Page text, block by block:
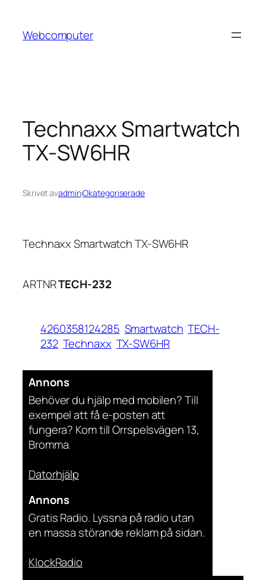
innehåll
Webcomputer
Technaxx Smartwatch
TX-SW6HR
Skrivet avadminiOkategoriserade
Technaxx Smartwatch TX-SW6HR
ARTNRTECH-232
4260358124285 Smartwatch TECH-
232 Technaxx TX-SW6HR
Annons
Behöver du hjälp med mobilen? Till
exempel att få e-posten att
fungera? Kom till Orrspelsvägen 13,
Bromma.
Datorhjälp
Annons
Gratis Radio. Lyssna på radio utan
en massa störande reklam på sidan.
KlockRadio